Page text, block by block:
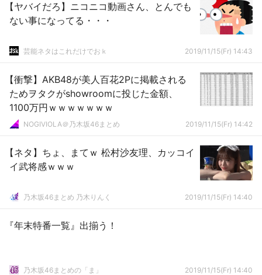
【ヤバイだろ】ニコニコ動画さん、とんでも
ない事になってる・・・
芸能ネタはこれだけでおｋ 2019/11/15(Fr) 14:43
【衝撃】AKB48が美人百花2Pに掲載される
ためヲタクがshowroomに投じた金額、
1100万円ｗｗｗｗｗｗｗ
NOGIVIOLA＠乃木坂46まとめ 2019/11/15(Fr) 14:42
【ネタ】ちょ、まてｗ 松村沙友理、カッコイ
イ武将感ｗｗｗ
乃木坂46まとめ 乃木りんく 2019/11/15(Fr) 14:40
『年末特番一覧』出揃う！
乃木坂46まとめの「ま」 2019/11/15(Fr) 14:40